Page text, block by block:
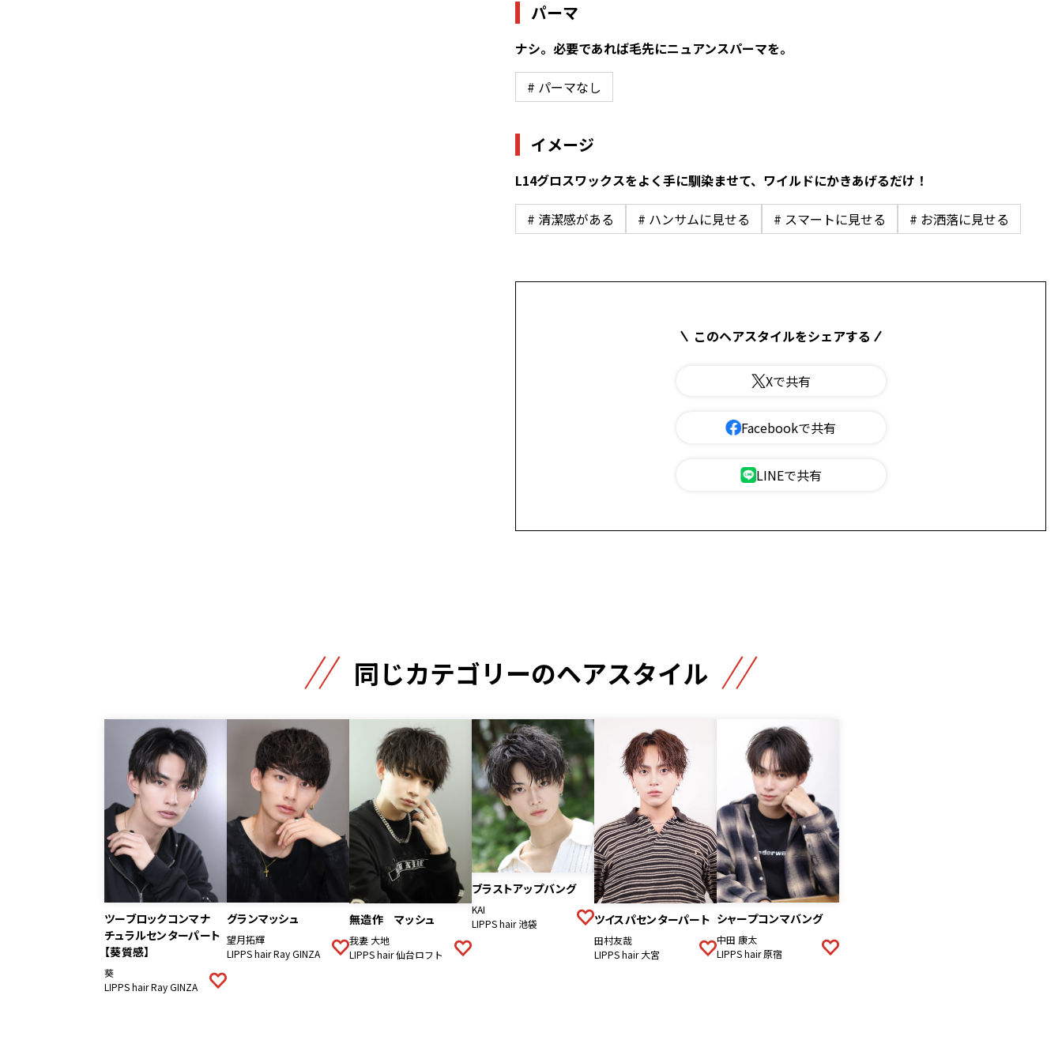
パーマ
ナシ。必要であれば毛先にニュアンスパーマを。
# パーマなし
イメージ
L14グロスワックスをよく手に馴染ませて、ワイルドにかきあげるだけ！
# 清潔感がある # ハンサムに見せる # スマートに見せる # お洒落に見せる
このヘアスタイルをシェアする
Xで共有
Facebookで共有
LINEで共有
同じカテゴリーのヘアスタイル
ツーブロックコンマナ
チュラルセンターパート
【葵質感】
葵
LIPPS hair Ray GINZA
グランマッシュ
望月拓輝
LIPPS hair Ray GINZA
無造作 マッシュ
我妻 大地
LIPPS hair 仙台ロフト
ブラストアップバング
KAI
LIPPS hair 池袋
ツイスパセンターパート
田村友哉
LIPPS hair 大宮
シャープコンマバング
中田 康太
LIPPS hair 原宿